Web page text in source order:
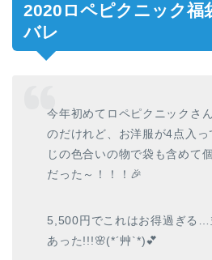
2020ロペピクニック福
バレ
今年初めてロペピクニックさ
のだけれど、お洋服が4点入
じの色合いの物で袋も含めて
だった～！！！🎉
5,500円でこれはお得過ぎる…
あった!!!🌸(*´艸`*)💕